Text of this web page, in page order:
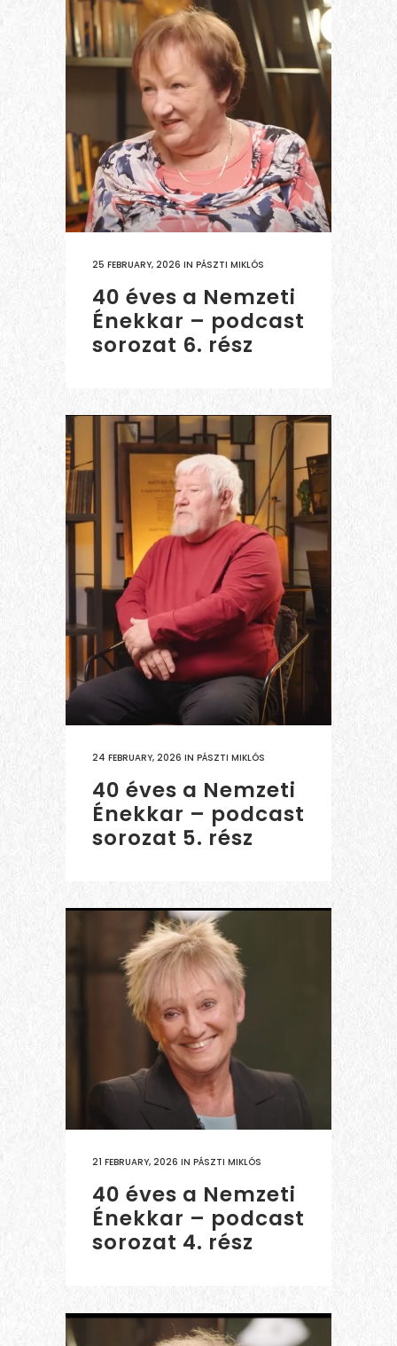
25 FEBRUARY, 2026 IN PÁSZTI MIKLÓS
40 éves a Nemzeti
Énekkar – podcast
sorozat 6. rész
24 FEBRUARY, 2026 IN PÁSZTI MIKLÓS
40 éves a Nemzeti
Énekkar – podcast
sorozat 5. rész
21 FEBRUARY, 2026 IN PÁSZTI MIKLÓS
40 éves a Nemzeti
Énekkar – podcast
sorozat 4. rész